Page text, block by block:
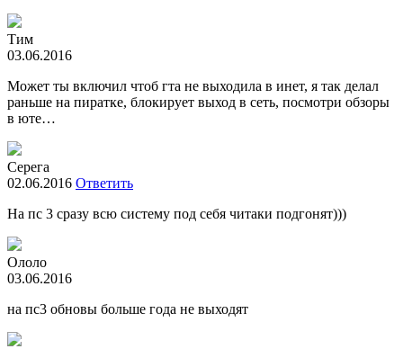
Тим
03.06.2016
Может ты включил чтоб гта не выходила в инет, я так делал
раньше на пиратке, блокирует выход в сеть, посмотри обзоры
в юте…
Серега
02.06.2016 Ответить
На пс 3 сразу всю систему под себя читаки подгонят)))
Ололо
03.06.2016
на пс3 обновы больше года не выходят